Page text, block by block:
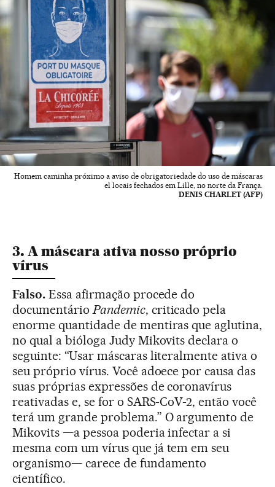
Homem caminha próximo a aviso de obrigatoriedade do uso de máscaras
el locais fechados em Lille, no norte da França.
DENIS CHARLET (AFP)
3. A máscara ativa nosso próprio
vírus
Falso. Essa afirmação procede do
documentárioPandemic, criticado pela
enorme quantidade de mentiras que aglutina,
no qual a bióloga Judy Mikovits declara o
seguinte: “Usar máscaras literalmente ativa o
seu próprio vírus. Você adoece por causa das
suas próprias expressões de coronavírus
reativadas e, se for o SARS-CoV-2, então você
terá um grande problema.” O argumento de
Mikovits —a pessoa poderia infectar a si
mesma com um vírus que já tem em seu
organismo— carece de fundamento
científico.